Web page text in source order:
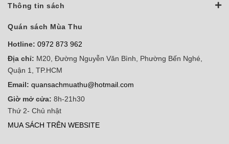
Thông tin sách
Quán sách Mùa Thu
Hotline: 0972 873 962
Địa chỉ: M20, Đường Nguyễn Văn Bình, Phường Bến Nghé,
Quận 1, TP.HCM
Email: quansachmuathu@hotmail.com
Giờ mở cửa: 8h-21h30
Thứ 2- Chủ nhật
MUA SÁCH TRÊN WEBSITE